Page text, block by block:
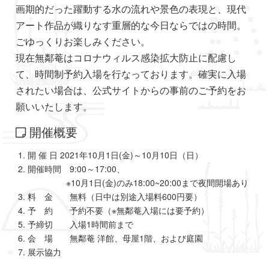
画期的だった躍動する水の流れや景色の表現と、現代
アート作品が織りなす重層的な今日ならではの時間。
ごゆっくりお楽しみください。
現在無鄰菴はコロナウィルス感染拡大防止に配慮し
て、時間制予約入場を行なっております。確実に入場
されたい場合は、公式サイトからの事前のご予約をお
願いいたします。
開催概要
開 催 日 2021年10月1日(金)～10月10日（日）
開催時間 9:00～17:00、
※10月1日(金)のみ18:00~20:00まで夜間開場あり
料 金 無料（日中は別途入場料600円要）
予 約 予約不要（※無鄰菴入場には要予約）
予締切 入場1時間前まで
会 場 無鄰菴 洋館、母屋1階、および庭園
展示協力